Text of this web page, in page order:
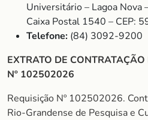
Universitário – Lagoa Nova
Caixa Postal 1540 – CEP:
Telefone: (84) 3092-9200
EXTRATO DE
Nº 102502026
Requisição Nº 102502026.
Rio-Grandense de Pesquisa e